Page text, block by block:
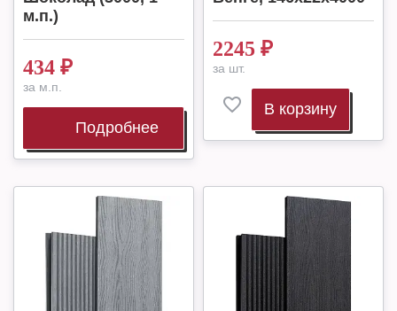
м.п.)
434 ₽
за м.п.
Подробнее
2245 ₽
за шт.
В корзину